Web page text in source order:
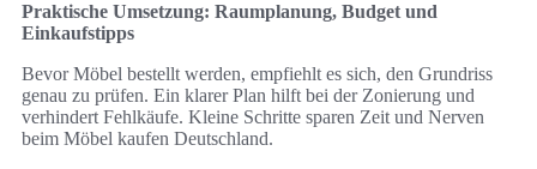
Praktische Umsetzung: Raumplanung, Budget und
Einkaufstipps
Bevor Möbel bestellt werden, empfiehlt es sich, den Grundriss
genau zu prüfen. Ein klarer Plan hilft bei der Zonierung und
verhindert Fehlkäufe. Kleine Schritte sparen Zeit und Nerven
beim Möbel kaufen Deutschland.